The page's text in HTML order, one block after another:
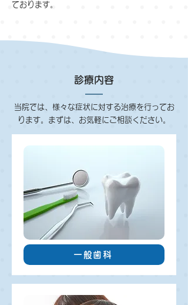
ております。
診療内容
当院では、様々な症状に対する治療を行ってお
ります。まずは、お気軽にご相談ください。
一般歯科